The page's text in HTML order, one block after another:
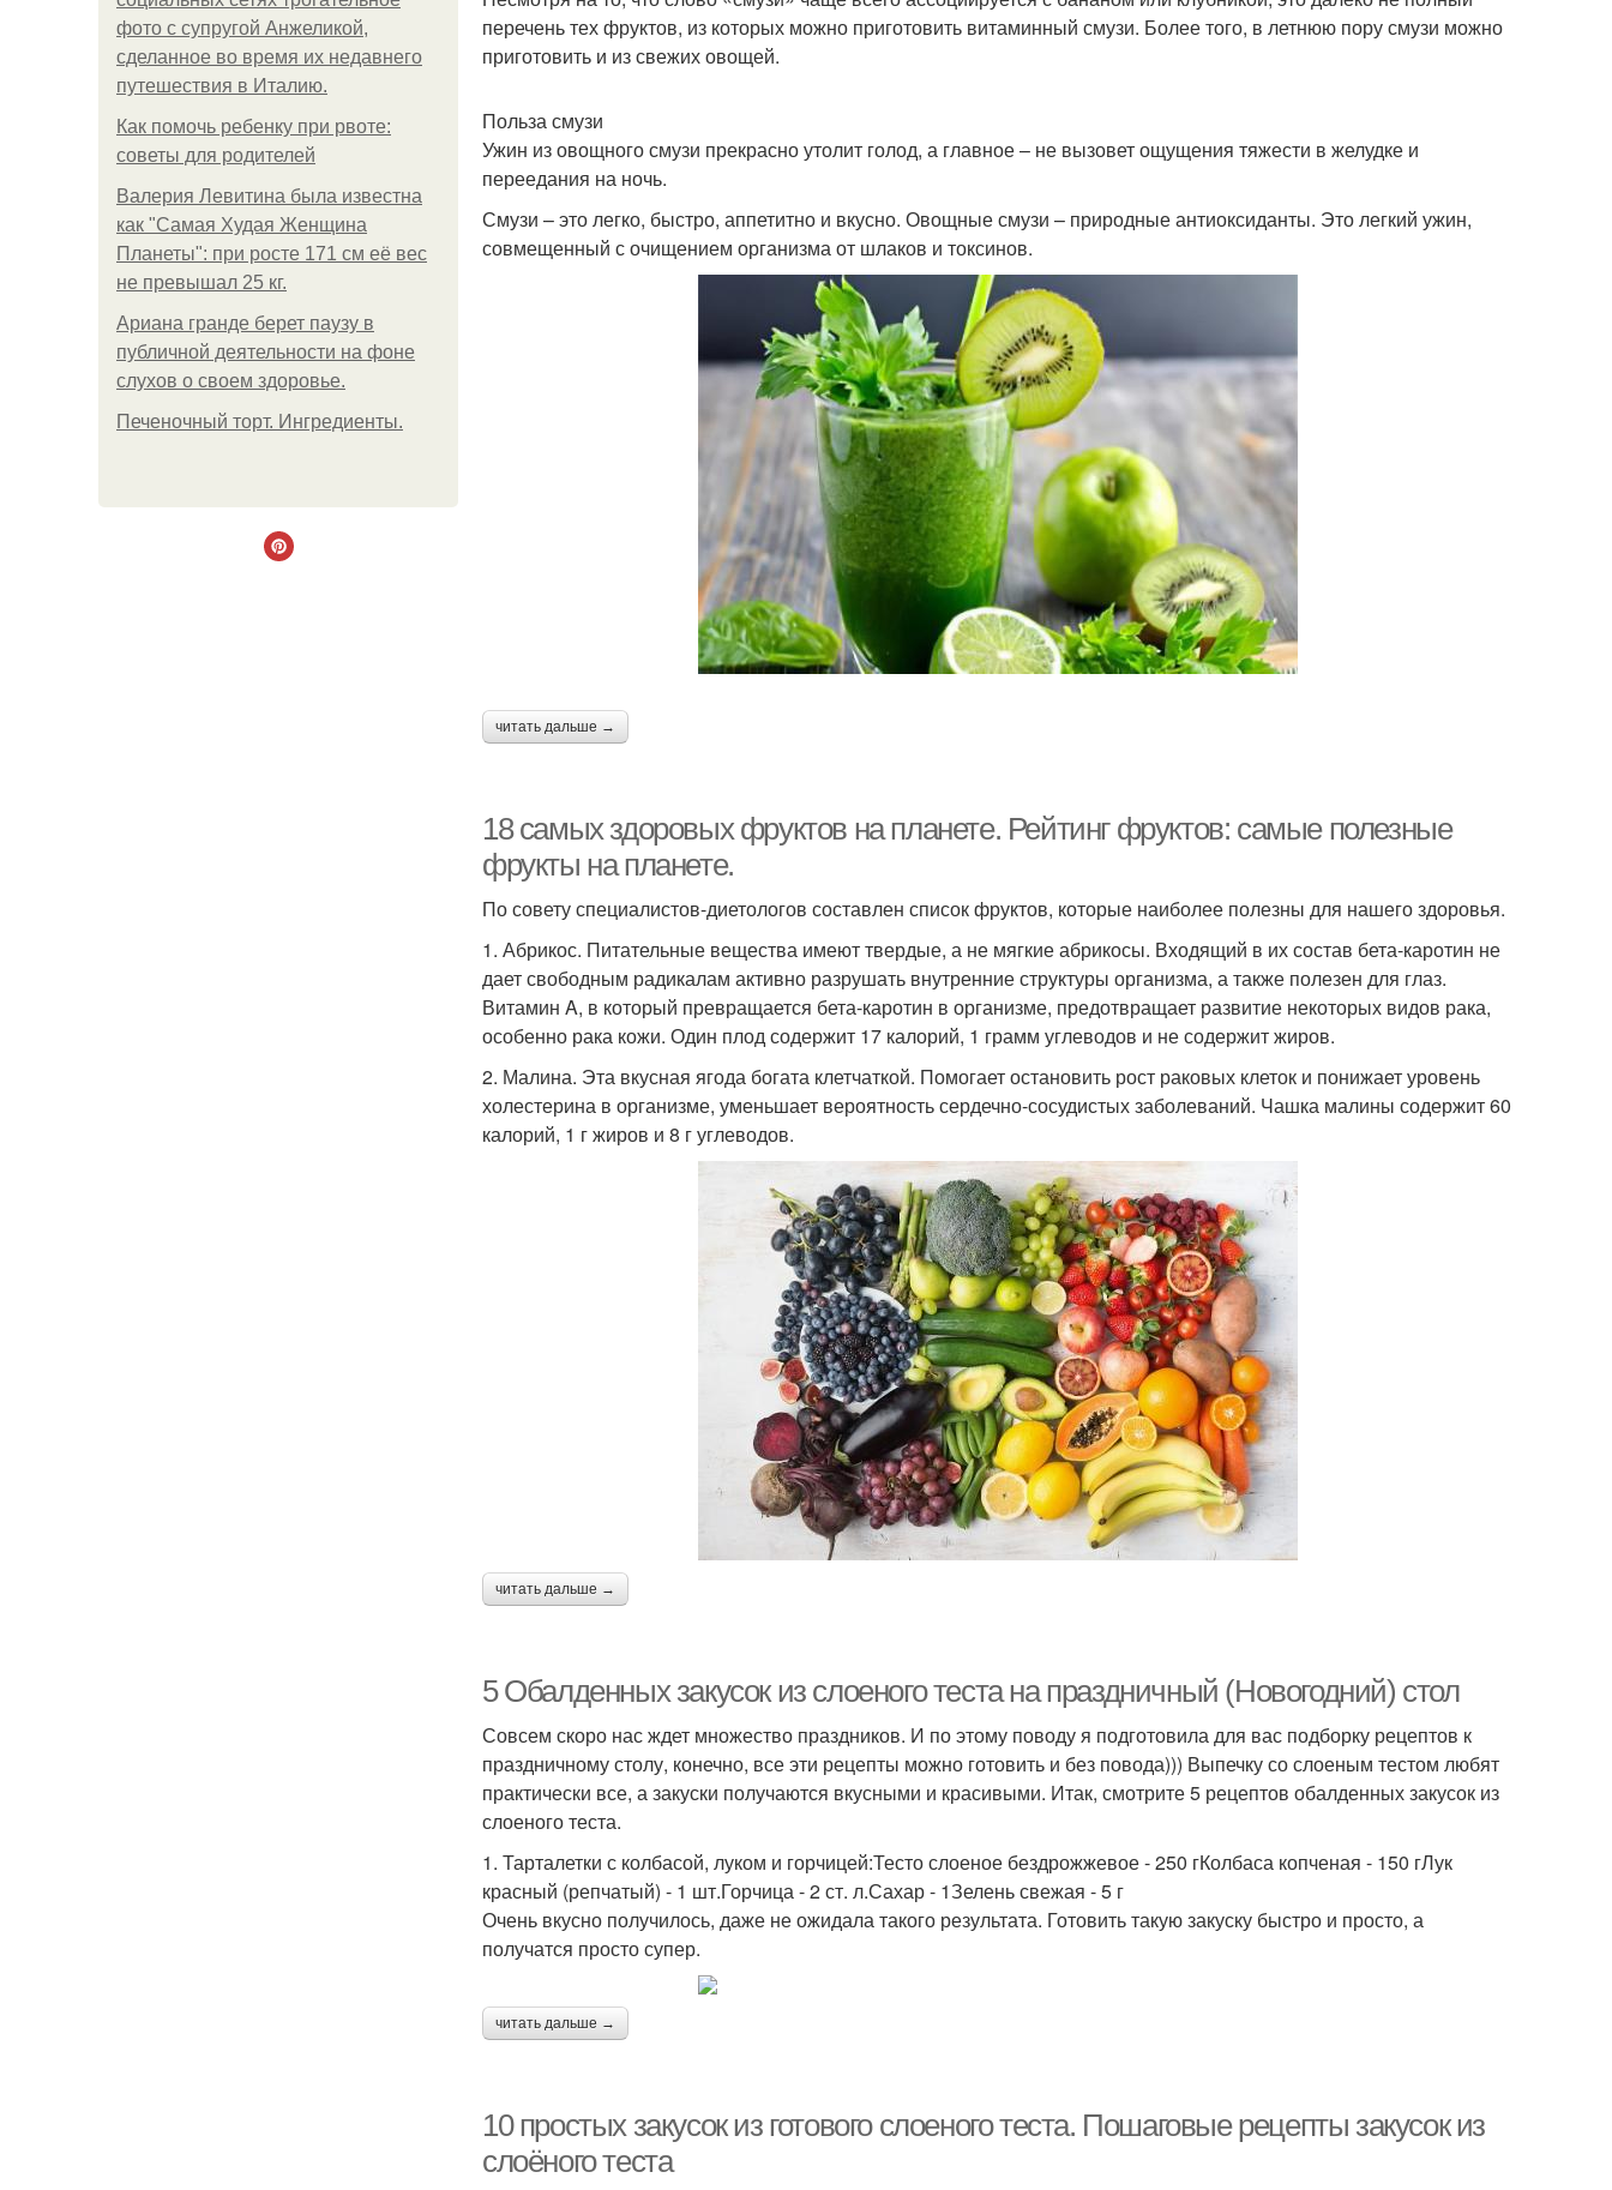
фото с супругой Анжеликой,
сделанное во время их недавнего
путешествия в Италию.
Как помочь ребенку при рвоте:
советы для родителей
Валерия Левитина была известна
как "Самая Худая Женщина
Планеты": при росте 171 см её вес
не превышал 25 кг.
Ариана гранде берет паузу в
публичной деятельности на фоне
слухов о своем здоровье.
Печеночный торт. Ингредиенты.
перечень тех фруктов, из которых можно приготовить витаминный смузи. Более того, в летнюю пору смузи можно
приготовить и из свежих овощей.
Польза смузи
Ужин из овощного смузи прекрасно утолит голод, а главное – не вызовет ощущения тяжести в желудке и
переедания на ночь.
Смузи – это легко, быстро, аппетитно и вкусно. Овощные смузи – природные антиоксиданты. Это легкий ужин,
совмещенный с очищением организма от шлаков и токсинов.
читать дальше →
18 самых здоровых фруктов на планете. Рейтинг фруктов: самые полезные
фрукты на планете.
По совету специалистов-диетологов составлен список фруктов, которые наиболее полезны для нашего здоровья.
1. Абрикос. Питательные вещества имеют твердые, а не мягкие абрикосы. Входящий в их состав бета-каротин не
дает свободным радикалам активно разрушать внутренние структуры организма, а также полезен для глаз.
Витамин A, в который превращается бета-каротин в организме, предотвращает развитие некоторых видов рака,
особенно рака кожи. Один плод содержит 17 калорий, 1 грамм углеводов и не содержит жиров.
2. Малина. Эта вкусная ягода богата клетчаткой. Помогает остановить рост раковых клеток и понижает уровень
холестерина в организме, уменьшает вероятность сердечно-сосудистых заболеваний. Чашка малины содержит 60
калорий, 1 г жиров и 8 г углеводов.
читать дальше →
5 Обалденных закусок из слоеного теста на праздничный (Новогодний) стол
Совсем скоро нас ждет множество праздников. И по этому поводу я подготовила для вас подборку рецептов к
праздничному столу, конечно, все эти рецепты можно готовить и без повода))) Выпечку со слоеным тестом любят
практически все, а закуски получаются вкусными и красивыми. Итак, смотрите 5 рецептов обалденных закусок из
слоеного теста.
1. Тарталетки с колбасой, луком и горчицей:Тесто слоеное бездрожжевое - 250 гКолбаса копченая - 150 гЛук
красный (репчатый) - 1 шт.Горчица - 2 ст. л.Сахар - 1Зелень свежая - 5 г
Очень вкусно получилось, даже не ожидала такого результата. Готовить такую закуску быстро и просто, а
получатся просто супер.
читать дальше →
10 простых закусок из готового слоеного теста. Пошаговые рецепты закусок из
слоёного теста